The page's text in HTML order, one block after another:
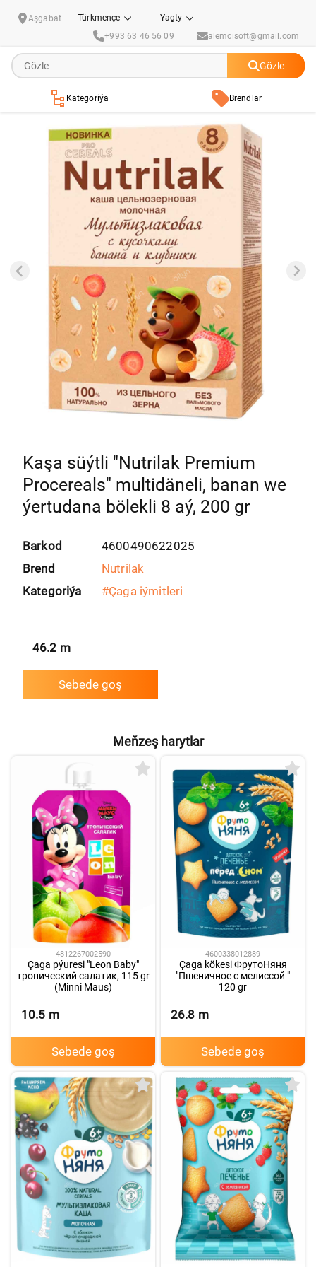
Aşgabat Türkmençe
Ýagty
+993 63 46 56 09
alemcisoft@gmail.com
Gözle
Kategoriýa Brendlar
Kaşa süýtli "Nutrilak Premium
Procereals" multidäneli, banan we
ýertudana bölekli 8 aý, 200 gr
Barkod
4600490622025
Brend
Nutrilak
Kategoriýa
#Çaga iýmitleri
46.2 m
Sebede goş
Meňzeş harytlar
4812267002590
Çaga pýuresi "Leon Baby"
тропический салатик, 115 gr
(Minni Maus)
10.5 m
Sebede goş
4600338012889
Çaga kökesi ФрутоНяня
"Пшеничное с мелиссой "
120 gr
26.8 m
Sebede goş